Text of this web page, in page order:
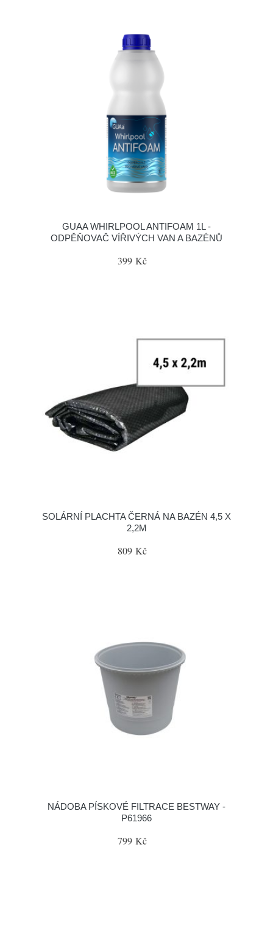
GUAA WHIRLPOOL ANTIFOAM 1L -
ODPĚŇOVAČ VÍŘIVÝCH VAN A BAZÉNŮ
399 Kč
SOLÁRNÍ PLACHTA ČERNÁ NA BAZÉN 4,5 X
2,2M
809 Kč
NÁDOBA PÍSKOVÉ FILTRACE BESTWAY -
P61966
799 Kč